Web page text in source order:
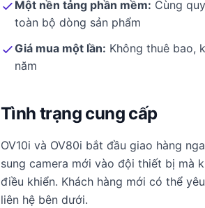
Một nền tảng phần mềm: Cùng
toàn bộ dòng sản phẩm
Giá mua một lần: Không thuê bao,
năm
Tình trạng cung cấp
OV10i và OV80i bắt đầu giao hàng
sung camera mới vào đội thiết bị mà
điều khiển. Khách hàng mới có thể
liên hệ bên dưới.